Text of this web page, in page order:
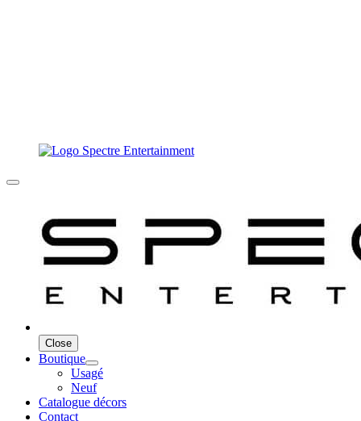
Close
Boutique
Usagé
Neuf
Catalogue décors
Contact